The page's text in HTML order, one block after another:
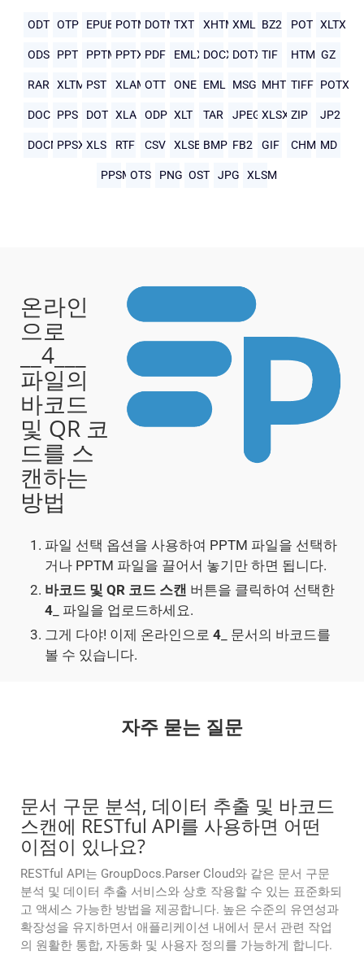
ODT OTP EPUB POTMDOTMTXT XHTMLXML BZ2 POT XLTX
ODS PPT PPTMPPTX PDF EMLXDOCX DOTX TIF HTMLGZ
RAR XLTM PST XLAMOTT ONE EML MSG MHTMLTIFF POTX
DOC PPS DOT XLA ODP XLT TAR JPEG XLSX ZIP JP2
DOCMPPSX XLS RTF CSV XLSB BMP FB2 GIF CHM MD
PPSMOTS PNG OST JPG XLSM
온라인
으로
__4___
파일의
바코드
및 QR 코
드를 스
캔하는
방법
파일 선택 옵션을 사용하여 PPTM 파일을 선택하
거나 PPTM 파일을 끌어서 놓기만 하면 됩니다.
바코드 및 QR 코드 스캔 버튼을 클릭하여 선택한
4 _ 파일을 업로드하세요.
그게 다야! 이제 온라인으로 4 _ 문서의 바코드를
볼 수 있습니다.
자주 묻는 질문
문서 구문 분석, 데이터 추출 및 바코드
스캔에 RESTful API를 사용하면 어떤
이점이 있나요?
RESTful API는 GroupDocs.Parser Cloud와 같은 문서 구문
분석 및 데이터 추출 서비스와 상호 작용할 수 있는 표준화되
고 액세스 가능한 방법을 제공합니다. 높은 수준의 유연성과
확장성을 유지하면서 애플리케이션 내에서 문서 관련 작업
의 원활한 통합, 자동화 및 사용자 정의를 가능하게 합니다.